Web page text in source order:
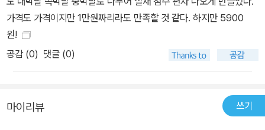
가격도 가격이지만 1만원짜리라도 만족할 것 같다. 하지만 5900
원!
공감 (0) 댓글 (0)
마이리뷰 쓰기